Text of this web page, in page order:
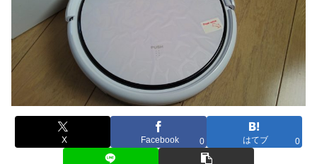
X Facebook 0 はてブ 0